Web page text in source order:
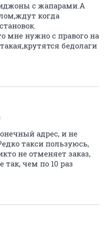
с жапарами.А
когда
мне нужно с правого на
бедолаги
адрес, и не
такси пользуюсь,
не отменяет заказ,
чем по 10 раз